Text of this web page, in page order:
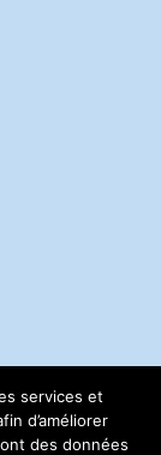
services et
d’améliorer
des données